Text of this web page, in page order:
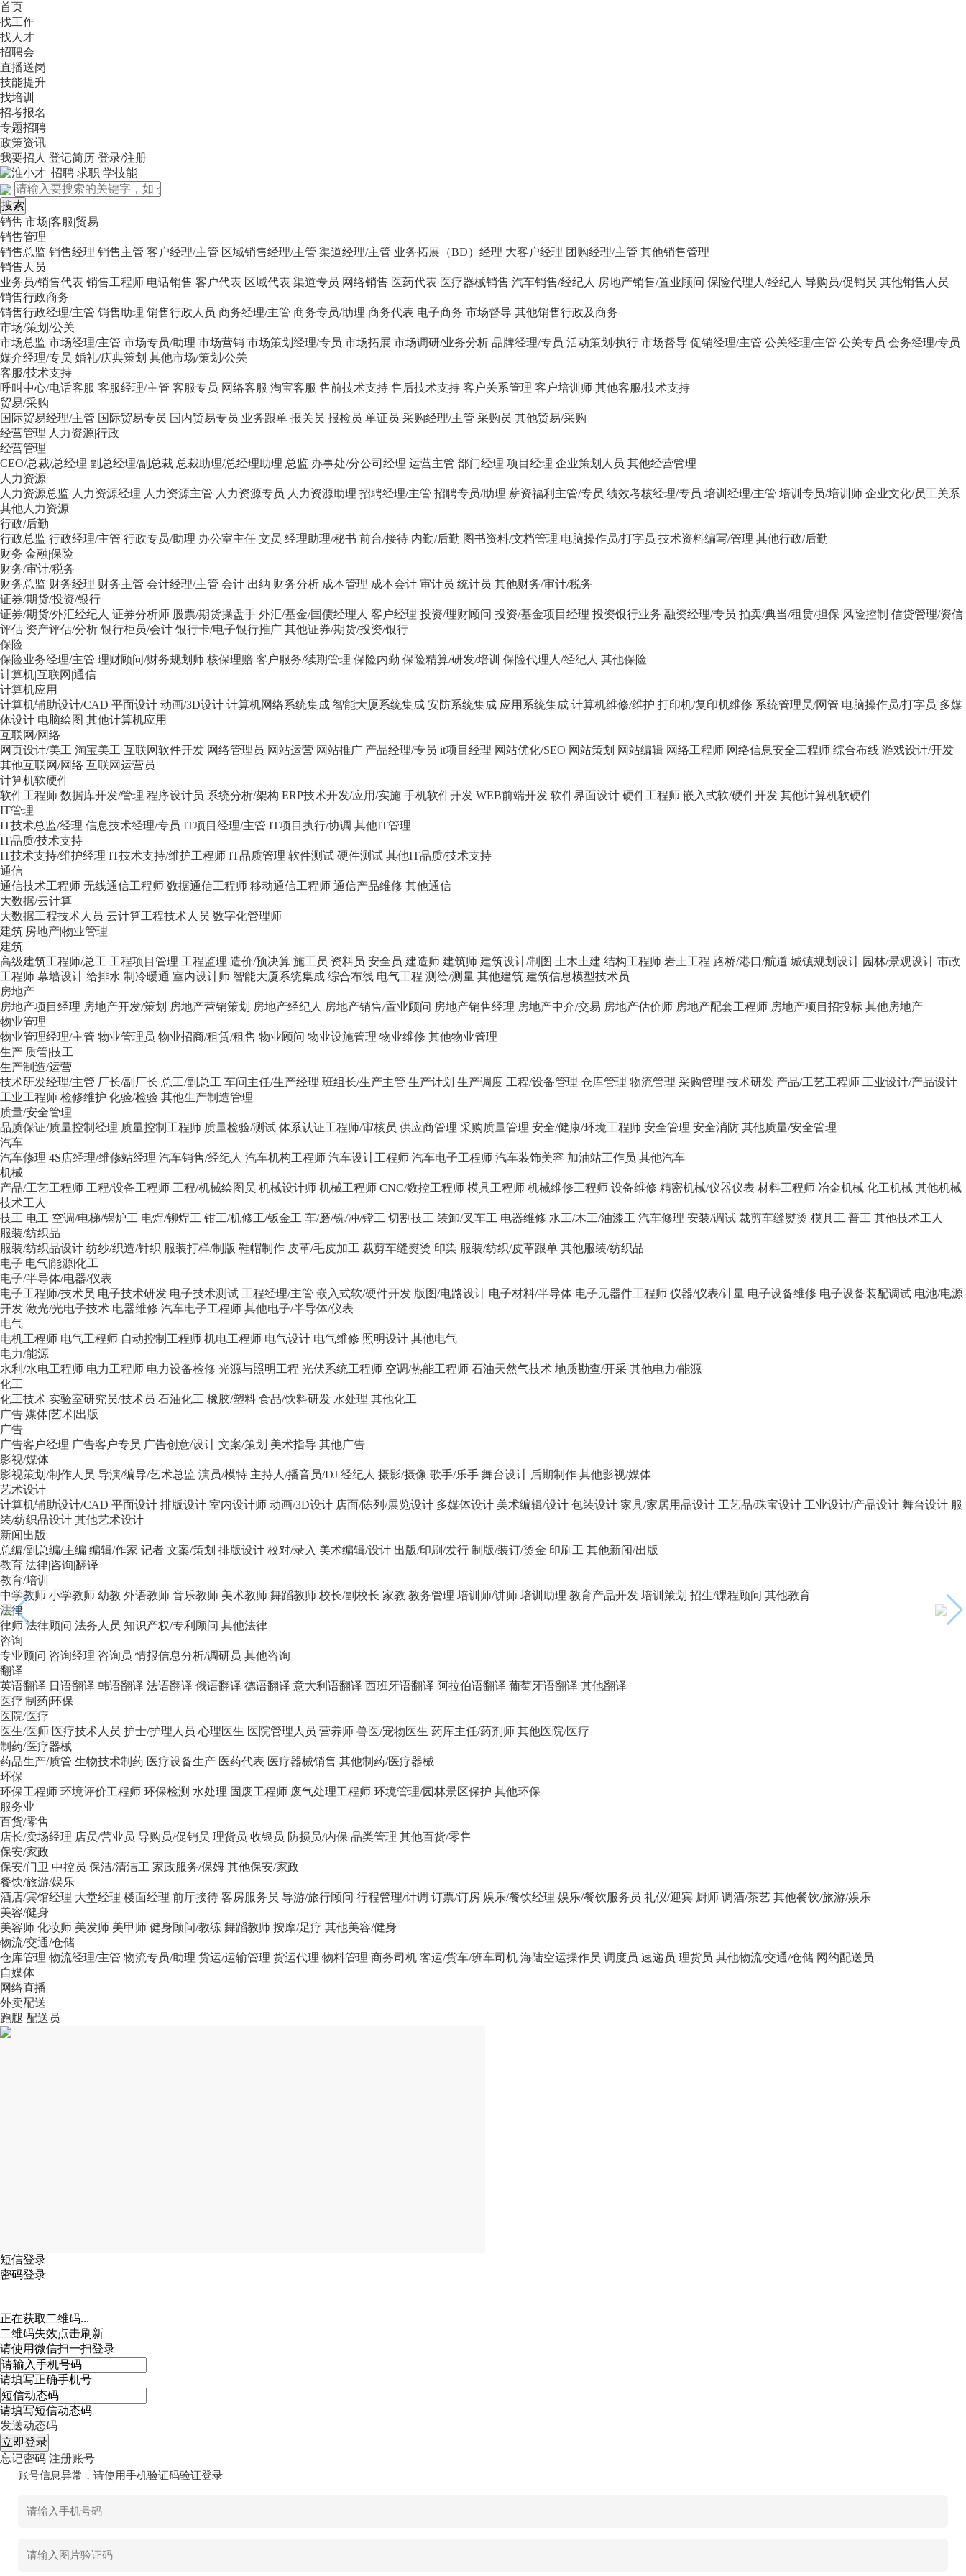
首页
找工作
找人才
招聘会
直播送岗
技能提升
找培训
招考报名
专题招聘
政策资讯
我要招人 登记简历 登录/注册
销售|市场|客服|贸易
销售管理
销售总监 销售经理 销售主管 客户经理/主管 区域销售经理/主管 渠道经理/主管 业务拓展（BD）经理 大客户经理 团购经理/主管 其他销售管理
销售人员
业务员/销售代表 销售工程师 电话销售 客户代表 区域代表 渠道专员 网络销售 医药代表 医疗器械销售 汽车销售/经纪人 房地产销售/置业顾问 保险代理人/经纪人 导购员/促销员 其他销售人员
销售行政商务
销售行政经理/主管 销售助理 销售行政人员 商务经理/主管 商务专员/助理 商务代表 电子商务 市场督导 其他销售行政及商务
市场/策划/公关
市场总监 市场经理/主管 市场专员/助理 市场营销 市场策划经理/专员 市场拓展 市场调研/业务分析 品牌经理/专员 活动策划/执行 市场督导 促销经理/主管 公关经理/主管 公关专员 会务经理/专员
媒介经理/专员 婚礼/庆典策划 其他市场/策划/公关
客服/技术支持
呼叫中心/电话客服 客服经理/主管 客服专员 网络客服 淘宝客服 售前技术支持 售后技术支持 客户关系管理 客户培训师 其他客服/技术支持
贸易/采购
国际贸易经理/主管 国际贸易专员 国内贸易专员 业务跟单 报关员 报检员 单证员 采购经理/主管 采购员 其他贸易/采购
经营管理|人力资源|行政
经营管理
CEO/总裁/总经理 副总经理/副总裁 总裁助理/总经理助理 总监 办事处/分公司经理 运营主管 部门经理 项目经理 企业策划人员 其他经营管理
人力资源
人力资源总监 人力资源经理 人力资源主管 人力资源专员 人力资源助理 招聘经理/主管 招聘专员/助理 薪资福利主管/专员 绩效考核经理/专员 培训经理/主管 培训专员/培训师 企业文化/员工关系
其他人力资源
行政/后勤
行政总监 行政经理/主管 行政专员/助理 办公室主任 文员 经理助理/秘书 前台/接待 内勤/后勤 图书资料/文档管理 电脑操作员/打字员 技术资料编写/管理 其他行政/后勤
财务|金融|保险
财务/审计/税务
财务总监 财务经理 财务主管 会计经理/主管 会计 出纳 财务分析 成本管理 成本会计 审计员 统计员 其他财务/审计/税务
证券/期货/投资/银行
证券/期货/外汇经纪人 证券分析师 股票/期货操盘手 外汇/基金/国债经理人 客户经理 投资/理财顾问 投资/基金项目经理 投资银行业务 融资经理/专员 拍卖/典当/租赁/担保 风险控制 信贷管理/资信
评估 资产评估/分析 银行柜员/会计 银行卡/电子银行推广 其他证券/期货/投资/银行
保险
保险业务经理/主管 理财顾问/财务规划师 核保理赔 客户服务/续期管理 保险内勤 保险精算/研发/培训 保险代理人/经纪人 其他保险
计算机|互联网|通信
计算机应用
计算机辅助设计/CAD 平面设计 动画/3D设计 计算机网络系统集成 智能大厦系统集成 安防系统集成 应用系统集成 计算机维修/维护 打印机/复印机维修 系统管理员/网管 电脑操作员/打字员 多媒
体设计 电脑绘图 其他计算机应用
互联网/网络
网页设计/美工 淘宝美工 互联网软件开发 网络管理员 网站运营 网站推广 产品经理/专员 it项目经理 网站优化/SEO 网站策划 网站编辑 网络工程师 网络信息安全工程师 综合布线 游戏设计/开发
其他互联网/网络 互联网运营员
计算机软硬件
软件工程师 数据库开发/管理 程序设计员 系统分析/架构 ERP技术开发/应用/实施 手机软件开发 WEB前端开发 软件界面设计 硬件工程师 嵌入式软/硬件开发 其他计算机软硬件
IT管理
IT技术总监/经理 信息技术经理/专员 IT项目经理/主管 IT项目执行/协调 其他IT管理
IT品质/技术支持
IT技术支持/维护经理 IT技术支持/维护工程师 IT品质管理 软件测试 硬件测试 其他IT品质/技术支持
通信
通信技术工程师 无线通信工程师 数据通信工程师 移动通信工程师 通信产品维修 其他通信
大数据/云计算
大数据工程技术人员 云计算工程技术人员 数字化管理师
建筑|房地产|物业管理
建筑
高级建筑工程师/总工 工程项目管理 工程监理 造价/预决算 施工员 资料员 安全员 建造师 建筑师 建筑设计/制图 土木土建 结构工程师 岩土工程 路桥/港口/航道 城镇规划设计 园林/景观设计 市政
工程师 幕墙设计 给排水 制冷暖通 室内设计师 智能大厦系统集成 综合布线 电气工程 测绘/测量 其他建筑 建筑信息模型技术员
房地产
房地产项目经理 房地产开发/策划 房地产营销策划 房地产经纪人 房地产销售/置业顾问 房地产销售经理 房地产中介/交易 房地产估价师 房地产配套工程师 房地产项目招投标 其他房地产
物业管理
物业管理经理/主管 物业管理员 物业招商/租赁/租售 物业顾问 物业设施管理 物业维修 其他物业管理
生产|质管|技工
生产制造/运营
技术研发经理/主管 厂长/副厂长 总工/副总工 车间主任/生产经理 班组长/生产主管 生产计划 生产调度 工程/设备管理 仓库管理 物流管理 采购管理 技术研发 产品/工艺工程师 工业设计/产品设计
工业工程师 检修维护 化验/检验 其他生产制造管理
质量/安全管理
品质保证/质量控制经理 质量控制工程师 质量检验/测试 体系认证工程师/审核员 供应商管理 采购质量管理 安全/健康/环境工程师 安全管理 安全消防 其他质量/安全管理
汽车
汽车修理 4S店经理/维修站经理 汽车销售/经纪人 汽车机构工程师 汽车设计工程师 汽车电子工程师 汽车装饰美容 加油站工作员 其他汽车
机械
产品/工艺工程师 工程/设备工程师 工程/机械绘图员 机械设计师 机械工程师 CNC/数控工程师 模具工程师 机械维修工程师 设备维修 精密机械/仪器仪表 材料工程师 冶金机械 化工机械 其他机械
技术工人
技工 电工 空调/电梯/锅炉工 电焊/铆焊工 钳工/机修工/钣金工 车/磨/铣/冲/镗工 切割技工 装卸/叉车工 电器维修 水工/木工/油漆工 汽车修理 安装/调试 裁剪车缝熨烫 模具工 普工 其他技术工人
服装/纺织品
服装/纺织品设计 纺纱/织造/针织 服装打样/制版 鞋帽制作 皮革/毛皮加工 裁剪车缝熨烫 印染 服装/纺织/皮革跟单 其他服装/纺织品
电子|电气|能源|化工
电子/半导体/电器/仪表
电子工程师/技术员 电子技术研发 电子技术测试 工程经理/主管 嵌入式软/硬件开发 版图/电路设计 电子材料/半导体 电子元器件工程师 仪器/仪表/计量 电子设备维修 电子设备装配调试 电池/电源
开发 激光/光电子技术 电器维修 汽车电子工程师 其他电子/半导体/仪表
电气
电机工程师 电气工程师 自动控制工程师 机电工程师 电气设计 电气维修 照明设计 其他电气
电力/能源
水利/水电工程师 电力工程师 电力设备检修 光源与照明工程 光伏系统工程师 空调/热能工程师 石油天然气技术 地质勘查/开采 其他电力/能源
化工
化工技术 实验室研究员/技术员 石油化工 橡胶/塑料 食品/饮料研发 水处理 其他化工
广告|媒体|艺术|出版
广告
广告客户经理 广告客户专员 广告创意/设计 文案/策划 美术指导 其他广告
影视/媒体
影视策划/制作人员 导演/编导/艺术总监 演员/模特 主持人/播音员/DJ 经纪人 摄影/摄像 歌手/乐手 舞台设计 后期制作 其他影视/媒体
艺术设计
计算机辅助设计/CAD 平面设计 排版设计 室内设计师 动画/3D设计 店面/陈列/展览设计 多媒体设计 美术编辑/设计 包装设计 家具/家居用品设计 工艺品/珠宝设计 工业设计/产品设计 舞台设计 服
装/纺织品设计 其他艺术设计
新闻出版
总编/副总编/主编 编辑/作家 记者 文案/策划 排版设计 校对/录入 美术编辑/设计 出版/印刷/发行 制版/装订/烫金 印刷工 其他新闻/出版
教育|法律|咨询|翻译
教育/培训
中学教师 小学教师 幼教 外语教师 音乐教师 美术教师 舞蹈教师 校长/副校长 家教 教务管理 培训师/讲师 培训助理 教育产品开发 培训策划 招生/课程顾问 其他教育
法律
律师 法律顾问 法务人员 知识产权/专利顾问 其他法律
咨询
专业顾问 咨询经理 咨询员 情报信息分析/调研员 其他咨询
翻译
英语翻译 日语翻译 韩语翻译 法语翻译 俄语翻译 德语翻译 意大利语翻译 西班牙语翻译 阿拉伯语翻译 葡萄牙语翻译 其他翻译
医疗|制药|环保
医院/医疗
医生/医师 医疗技术人员 护士/护理人员 心理医生 医院管理人员 营养师 兽医/宠物医生 药库主任/药剂师 其他医院/医疗
制药/医疗器械
药品生产/质管 生物技术制药 医疗设备生产 医药代表 医疗器械销售 其他制药/医疗器械
环保
环保工程师 环境评价工程师 环保检测 水处理 固废工程师 废气处理工程师 环境管理/园林景区保护 其他环保
服务业
百货/零售
店长/卖场经理 店员/营业员 导购员/促销员 理货员 收银员 防损员/内保 品类管理 其他百货/零售
保安/家政
保安/门卫 中控员 保洁/清洁工 家政服务/保姆 其他保安/家政
餐饮/旅游/娱乐
酒店/宾馆经理 大堂经理 楼面经理 前厅接待 客房服务员 导游/旅行顾问 行程管理/计调 订票/订房 娱乐/餐饮经理 娱乐/餐饮服务员 礼仪/迎宾 厨师 调酒/茶艺 其他餐饮/旅游/娱乐
美容/健身
美容师 化妆师 美发师 美甲师 健身顾问/教练 舞蹈教师 按摩/足疗 其他美容/健身
物流/交通/仓储
仓库管理 物流经理/主管 物流专员/助理 货运/运输管理 货运代理 物料管理 商务司机 客运/货车/班车司机 海陆空运操作员 调度员 速递员 理货员 其他物流/交通/仓储 网约配送员
自媒体
网络直播
外卖配送
跑腿 配送员
短信登录
密码登录
正在获取二维码...
二维码失效点击刷新
请使用微信扫一扫登录
请填写正确手机号
请填写短信动态码
发送动态码
忘记密码 注册账号
账号信息异常，请使用手机验证码验证登录